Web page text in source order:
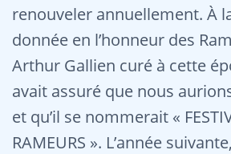
renouveler annuellement. À
donnée en l’honneur des
Arthur Gallien curé à cette
avait assuré que nous
et qu’il se nommerait «
RAMEURS ». L’année